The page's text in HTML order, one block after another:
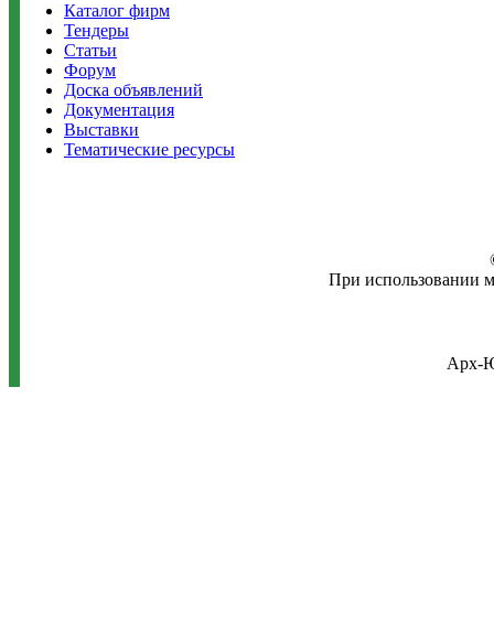
Каталог фирм
Тендеры
Статьи
Форум
Доска объявлений
Документация
Выставки
Тематические ресурсы
При использовании
Арх-